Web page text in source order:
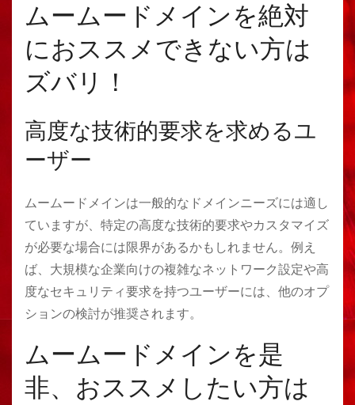
ムームードメインを絶対
におススメできない方は
ズバリ！
高度な技術的要求を求めるユ
ーザー
ムームードメインは一般的なドメインニーズには適し
ていますが、特定の高度な技術的要求やカスタマイズ
が必要な場合には限界があるかもしれません。例え
ば、大規模な企業向けの複雑なネットワーク設定や高
度なセキュリティ要求を持つユーザーには、他のオプ
ションの検討が推奨されます。
ムームードメインを是
非、おススメしたい方は